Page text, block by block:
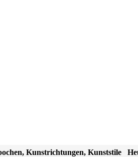
Kunstrichtungen, Kunststile